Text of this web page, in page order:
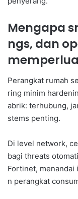
Mengapa
ngs, dan
Perangkat rumah
ring minim
abrik: terhubung,
stems penting.
Di level network,
bagi threats
Fortinet, menandai
n perangkat